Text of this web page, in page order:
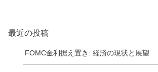
最近の投稿
FOMC金利据え置き: 経済の現状と展望